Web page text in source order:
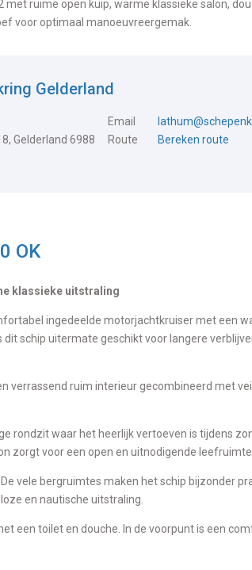
ruime open kuip, warme klassieke salon,
voor optimaal manoeuvreergemak.
Gelderland
Email
Gelderland 6988
Route Bereken route
OK
klassieke uitstraling
ingedeelde motorjachtkruiser met een
schip uitermate geschikt voor langere
verrassend ruim interieur gecombineerd met
rondzit waar het heerlijk vertoeven is tijdens
zorgt voor een open en uitnodigende leefruimte.
vele bergruimtes maken het schip bijzonder
en nautische uitstraling.
een toilet en douche. In de voorpunt is een